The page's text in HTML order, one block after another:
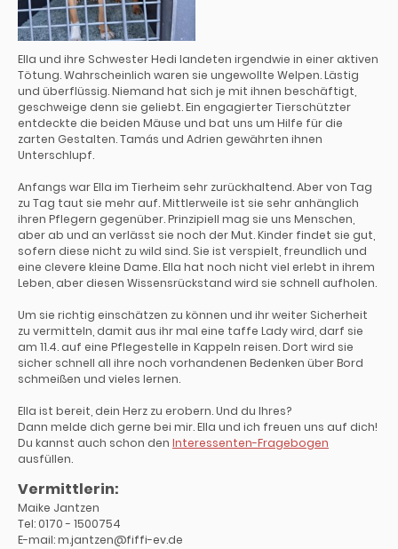
Ella und ihre Schwester Hedi landeten irgendwie in einer aktiven
Tötung. Wahrscheinlich waren sie ungewollte Welpen. Lästig
und überflüssig. Niemand hat sich je mit ihnen beschäftigt,
geschweige denn sie geliebt. Ein engagierter Tierschützter
entdeckte die beiden Mäuse und bat uns um Hilfe für die
zarten Gestalten. Tamás und Adrien gewährten ihnen
Unterschlupf.
Anfangs war Ella im Tierheim sehr zurückhaltend. Aber von Tag
zu Tag taut sie mehr auf. Mittlerweile ist sie sehr anhänglich
ihren Pflegern gegenüber. Prinzipiell mag sie uns Menschen,
aber ab und an verlässt sie noch der Mut. Kinder findet sie gut,
sofern diese nicht zu wild sind. Sie ist verspielt, freundlich und
eine clevere kleine Dame. Ella hat noch nicht viel erlebt in ihrem
Leben, aber diesen Wissensrückstand wird sie schnell aufholen.
Um sie richtig einschätzen zu können und ihr weiter Sicherheit
zu vermitteln, damit aus ihr mal eine taffe Lady wird, darf sie
am 11.4. auf eine Pflegestelle in Kappeln reisen. Dort wird sie
sicher schnell all ihre noch vorhandenen Bedenken über Bord
schmeißen und vieles lernen.
Ella ist bereit, dein Herz zu erobern. Und du Ihres?
Dann melde dich gerne bei mir. Ella und ich freuen uns auf dich!
Du kannst auch schon den Interessenten-Fragebogen
ausfüllen.
Vermittlerin:
Maike Jantzen
Tel: 0170 - 1500754
E-mail: m.jantzen@fiffi-ev.de